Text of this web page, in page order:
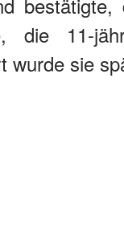
die 11-
wurde sie